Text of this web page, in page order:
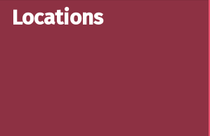
Locations